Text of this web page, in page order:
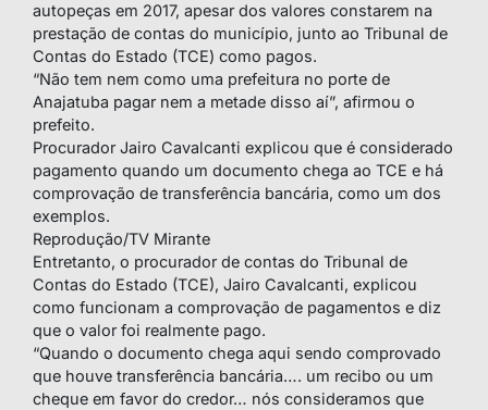
autopeças em 2017, apesar dos valores constarem na
prestação de contas do município, junto ao Tribunal de
Contas do Estado (TCE) como pagos.
“Não tem nem como uma prefeitura no porte de
Anajatuba pagar nem a metade disso aí”, afirmou o
prefeito.
Procurador Jairo Cavalcanti explicou que é considerado
pagamento quando um documento chega ao TCE e há
comprovação de transferência bancária, como um dos
exemplos.
Reprodução/TV Mirante
Entretanto, o procurador de contas do Tribunal de
Contas do Estado (TCE), Jairo Cavalcanti, explicou
como funcionam a comprovação de pagamentos e diz
que o valor foi realmente pago.
“Quando o documento chega aqui sendo comprovado
que houve transferência bancária…. um recibo ou um
cheque em favor do credor… nós consideramos que